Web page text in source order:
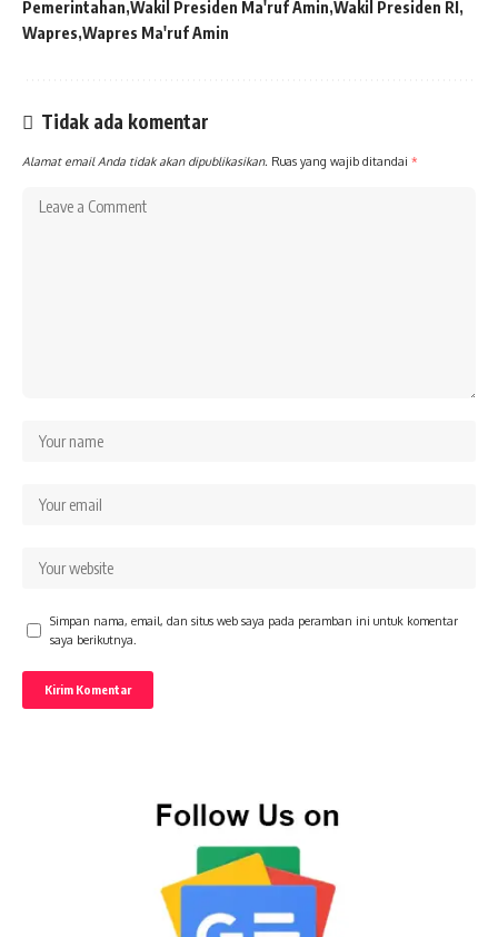
Pemerintahan Wakil Presiden Ma'ruf Amin Wakil Presiden RI
Wapres Wapres Ma'ruf Amin
Tidak ada komentar
Alamat email Anda tidak akan dipublikasikan. Ruas yang wajib ditandai *
Simpan nama, email, dan situs web saya pada peramban ini untuk komentar
saya berikutnya.